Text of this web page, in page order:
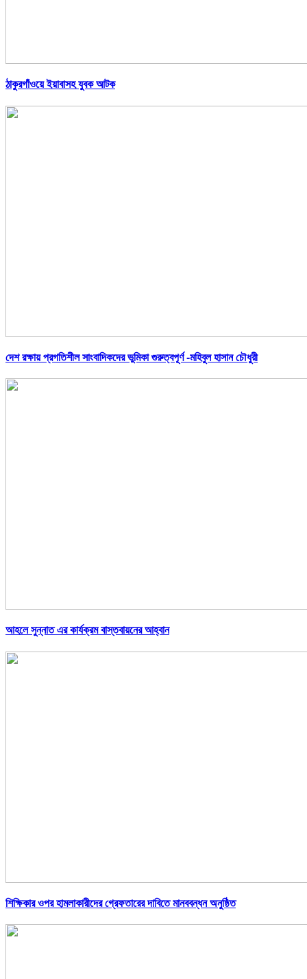
ঠাকুরগাঁওয়ে ইয়াবাসহ যুবক আটক
দেশ রক্ষায় প্রগতিশীল সাংবাদিকদের ভুমিকা গুরুত্বপূর্ণ -মহিবুল হাসান চৌধুরী
আহলে সুন্নাত এর কার্যক্রম বাস্তবায়নের আহ্বান
শিক্ষিকার ওপর হামলাকারীদের গ্রেফতারের দাবিতে মানববন্ধন অনুষ্ঠিত